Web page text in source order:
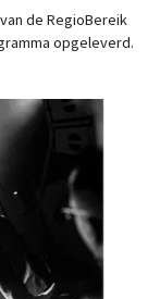
de RegioBereik
opgeleverd.